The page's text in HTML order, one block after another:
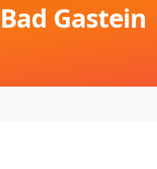
Bad Gastein